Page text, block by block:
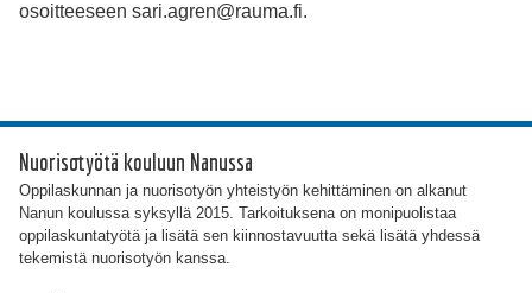
osoitteeseen sari.agren@rauma.fi.
Nuorisotyötä kouluun Nanussa
Oppilaskunnan ja nuorisotyön yhteistyön kehittäminen on alkanut
Nanun koulussa syksyllä 2015. Tarkoituksena on monipuolistaa
oppilaskuntatyötä ja lisätä sen kiinnostavuutta sekä lisätä yhdessä
tekemistä nuorisotyön kanssa.